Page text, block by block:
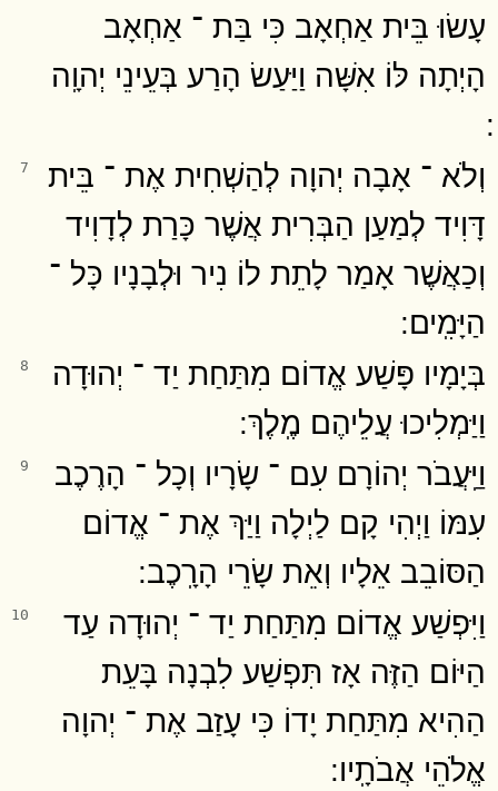
עָשׂוּ בֵּית אַחְאָב כִּי בַּת ־ אַחְאָב
הָיְתָה לּוֹ אִשָּׁה וַיַּעַשׂ הָרַע בְּעֵינֵי יְהוָֽה
7
וְלֹא ־ אָבָה יְהוָה לְהַשְׁחִית אֶת ־ בֵּית
דָּוִיד לְמַעַן הַבְּרִית אֲשֶׁר כָּרַת לְדָוִיד
וְכַאֲשֶׁר אָמַר לָתֵת לוֹ נִיר וּלְבָנָיו כָּל ־
הַיָּמִֽים ׃
8
בְּיָמָיו פָּשַׁע אֱדוֹם מִתַּחַת יַד ־ יְהוּדָה
וַיַּמְלִיכוּ עֲלֵיהֶם מֶֽלֶךְ ׃
9
וַיַּֽעֲבֹר יְהוֹרָם עִם ־ שָׂרָיו וְכָל ־ הָרֶכֶב
עִמּוֹ וַיְהִי קָם לַיְלָה וַיַּךְ אֶת ־ אֱדוֹם
הַסּוֹבֵב אֵלָיו וְאֵת שָׂרֵי הָרָֽכֶב ׃
10
וַיִּפְשַׁע אֱדוֹם מִתַּחַת יַד ־ יְהוּדָה עַד
הַיּוֹם הַזֶּה אָז תִּפְשַׁע לִבְנָה בָּעֵת
הַהִיא מִתַּחַת יָדוֹ כִּי עָזַב אֶת ־ יְהוָה
אֱלֹהֵי אֲבֹתָֽיו ׃